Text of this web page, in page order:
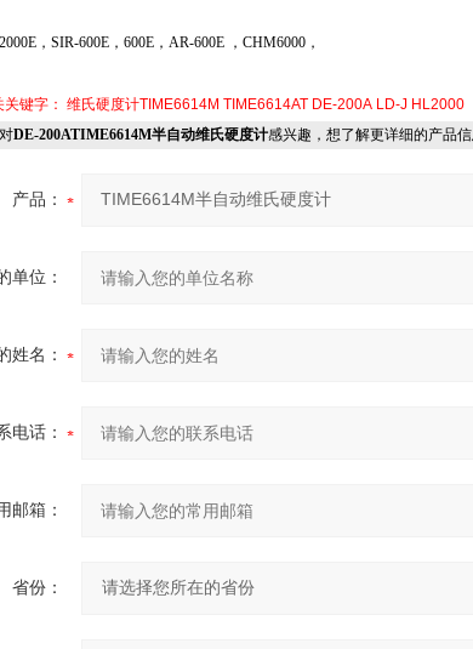
，SIR-600E，600E，AR-600E ，CHM6000，
键字： 维氏硬度计TIME6614M TIME6614AT DE-200A LD-J HL2000
DE-200ATIME6614M半自动维氏硬度计感兴趣，想了解更详细的产品
产品：
单位：
姓名：
电话：
邮箱：
省份：